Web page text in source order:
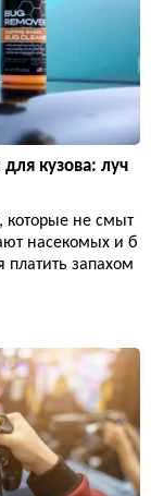
кузова: луч
которые не смыт
насекомых и б
платить запахом